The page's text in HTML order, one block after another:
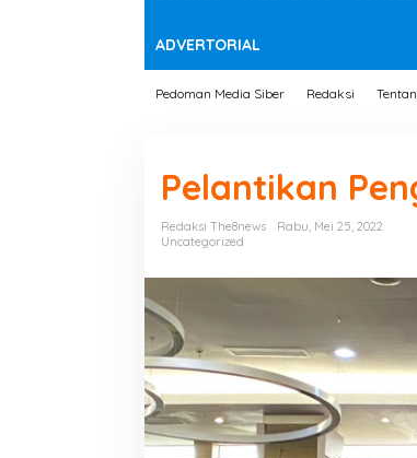
ADVERTORIAL
Pedoman Media Siber Redaksi
Pelantikan
Redaksi The8news
Rabu, Mei 25, 2022
Uncategorized